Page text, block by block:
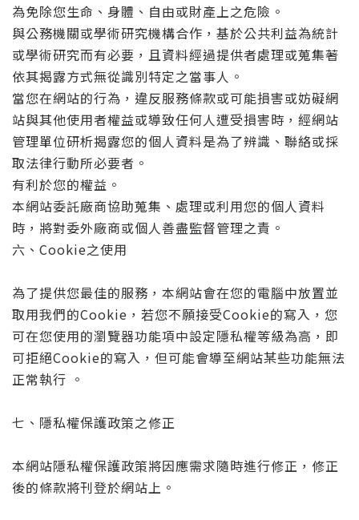
為免除您生命、身體、自由或財產上之危險。
與公務機關或學術研究機構合作，基於公共利益為統計
或學術研究而有必要，且資料經過提供者處理或蒐集著
依其揭露方式無從識別特定之當事人。
當您在網站的行為，違反服務條款或可能損害或妨礙網
站與其他使用者權益或導致任何人遭受損害時，經網站
管理單位研析揭露您的個人資料是為了辨識、聯絡或採
取法律行動所必要者。
有利於您的權益。
本網站委託廠商協助蒐集、處理或利用您的個人資料
時，將對委外廠商或個人善盡監督管理之責。
六、Cookie之使用
為了提供您最佳的服務，本網站會在您的電腦中放置並
取用我們的Cookie，若您不願接受Cookie的寫入，您
可在您使用的瀏覽器功能項中設定隱私權等級為高，即
可拒絕Cookie的寫入，但可能會導至網站某些功能無法
正常執行 。
七、隱私權保護政策之修正
本網站隱私權保護政策將因應需求隨時進行修正，修正
後的條款將刊登於網站上。